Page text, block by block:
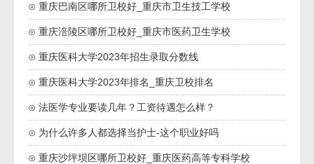
⊙ 重庆巴南区哪所卫校好_重庆市卫生技工学校
⊙ 重庆涪陵区哪所卫校好_重庆市医药卫生学校
⊙ 重庆医科大学2023年招生录取分数线
⊙ 重庆医科大学2023年排名_重庆卫校排名
⊙ 法医学专业要读几年？工资待遇怎么样？
⊙ 为什么许多人都选择当护士-这个职业好吗
⊙ 重庆沙坪坝区哪所卫校好_重庆医药高等专科学校